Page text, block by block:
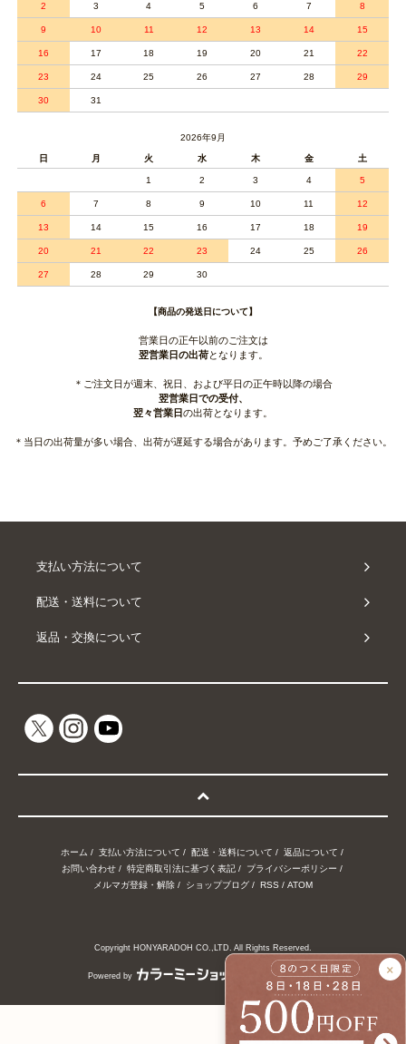
2 3 4 5 6 7 8
9 10 11 12 13 14 15
16 17 18 19 20 21 22
23 24 25 26 27 28 29
30 31
2026年9月
日 月 火 水 木 金 土
1 2 3 4 5
6 7 8 9 10 11 12
13 14 15 16 17 18 19
20 21 22 23 24 25 26
27 28 29 30
【商品の発送日について】
営業日の正午以前のご注文は
翌営業日の出荷となります。
＊ご注文日が週末、祝日、および平日の正午時以降の場合
翌営業日での受付、
翌々営業日の出荷となります。
＊当日の出荷量が多い場合、出荷が遅延する場合があります。予めご了承ください。
×
支払い方法について
配送・送料について
返品・交換について
ホーム / 支払い方法について / 配送・送料について / 返品について /
お問い合わせ/ 特定商取引法に基づく表記/ プライバシーポリシー /
メルマガ登録・解除 / ショップブログ / RSS / ATOM
Copyright HONYARADOH CO.,LTD. All Rights Reserved.
Powered by